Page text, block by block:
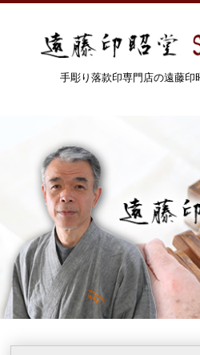
手彫り落款印専門店の遠藤印